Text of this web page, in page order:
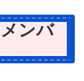
ンバ